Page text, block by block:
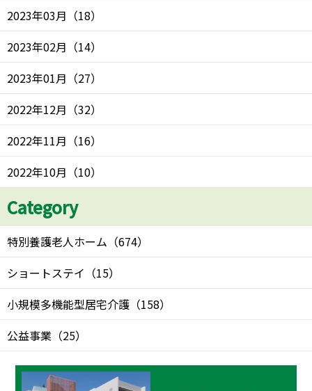
2023年03月 （18）
2023年02月 （14）
2023年01月 （27）
2022年12月 （32）
2022年11月 （16）
2022年10月 （10）
Category
特別養護老人ホーム （674）
ショートステイ （15）
小規模多機能型居宅介護 （158）
公益事業 （25）